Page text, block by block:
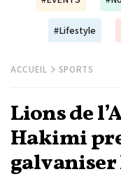
#Lifestyle
ACCUEIL SPORTS
Lions de
Hakimi
galvaniser